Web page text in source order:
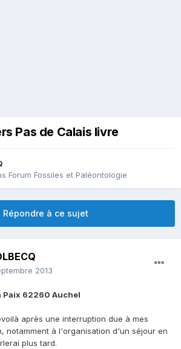
Pas de Calais livre
Forum Fossiles et Paléontologie
Répondre à ce sujet
2013
Paix 62260 Auchel
après une interruption due à mes
notamment à l'organisation d'un séjour en
plus tard.